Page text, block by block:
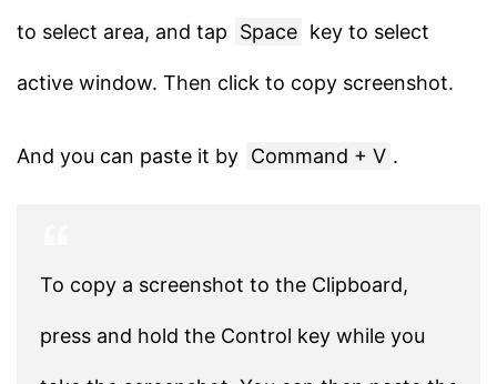
to select area, and tap Space key to select
active window. Then click to copy screenshot.
And you can paste it by Command + V .
To copy a screenshot to the Clipboard,
press and hold the Control key while you